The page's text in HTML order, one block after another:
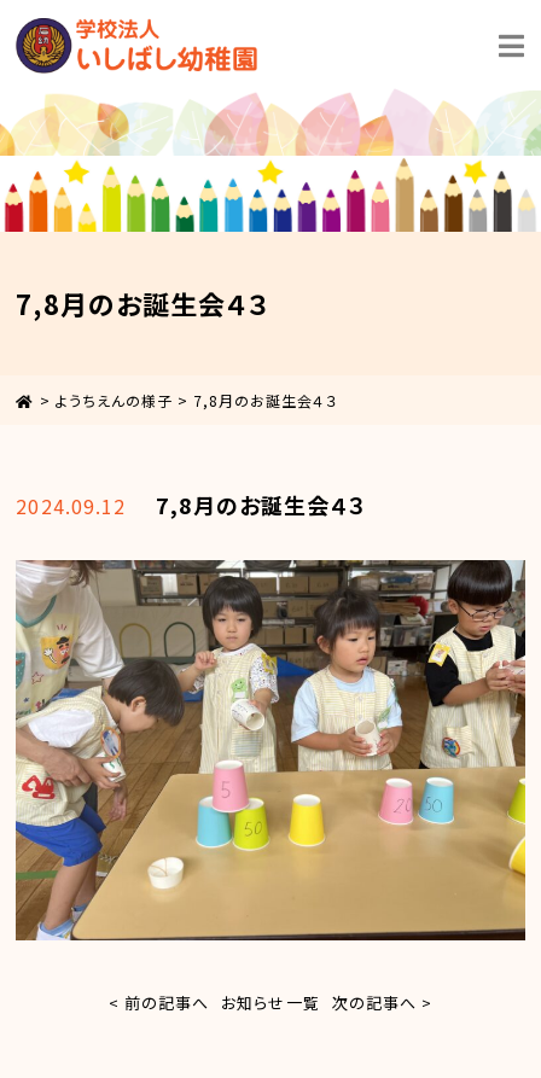
7,8月のお誕生会４３
> ようちえんの様子 > 7,8月のお誕生会４３
2024.09.12 7,8月のお誕生会４３
< 前の記事へ お知らせ一覧 次の記事へ >